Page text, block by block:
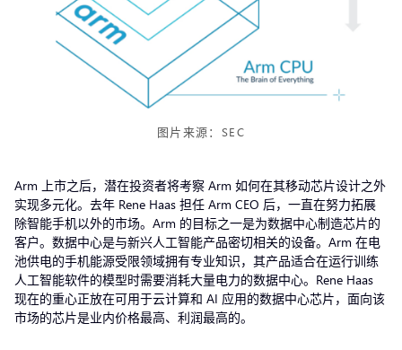
图片来源：SEC
Arm 上市之后，潜在投资者将考察 Arm 如何在其移动芯片设计之外
实现多元化。去年 Rene Haas 担任 Arm CEO 后，一直在努力拓展
除智能手机以外的市场。Arm 的目标之一是为数据中心制造芯片的
客户。数据中心是与新兴人工智能产品密切相关的设备。Arm 在电
池供电的手机能源受限领域拥有专业知识，其产品适合在运行训练
人工智能软件的模型时需要消耗大量电力的数据中心。Rene Haas
现在的重心正放在可用于云计算和 AI 应用的数据中心芯片，面向该
市场的芯片是业内价格最高、利润最高的。